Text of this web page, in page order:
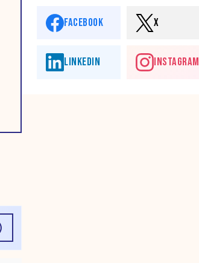
FACEBOOK X
LINKEDIN INSTAGRAM